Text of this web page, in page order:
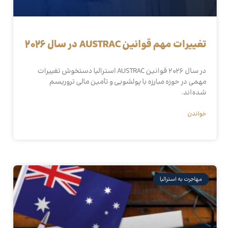
تغییرات مهم قوانین AUSTRAC در سال ۲۰۲۶
در سال ۲۰۲۶ قوانین AUSTRAC استرالیا دستخوش تغییرات
مهمی در حوزه مبارزه با پولشویی و تأمین مالی تروریسم
شده‌اند.
خواندن
مهاجرت به استرالیا